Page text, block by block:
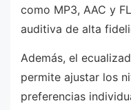
como MP3, AAC y
auditiva de alta
Además, el
permite ajustar los
preferencias